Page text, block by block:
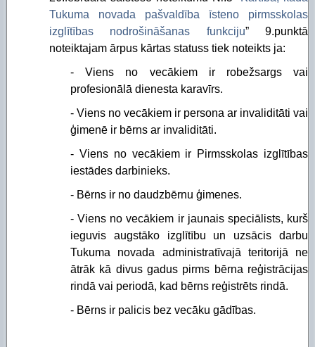
Tukuma novada pašvaldība īsteno pirmsskolas
izglītības nodrošināšanas funkciju” 9.punktā
noteiktajam ārpus kārtas statuss tiek noteikts ja:
- Viens no vecākiem ir robežsargs vai
profesionālā dienesta karavīrs.
- Viens no vecākiem ir persona ar invaliditāti vai
ģimenē ir bērns ar invaliditāti.
- Viens no vecākiem ir Pirmsskolas izglītības
iestādes darbinieks.
- Bērns ir no daudzbērnu ģimenes.
-Viens no vecākiem ir jaunais speciālists, kurš
ieguvis augstāko izglītību un uzsācis darbu
Tukuma novada administratīvajā teritorijā ne
ātrāk kā divus gadus pirms bērna reģistrācijas
rindā vai periodā, kad bērns reģistrēts rindā.
- Bērns ir palicis bez vecāku gādības.